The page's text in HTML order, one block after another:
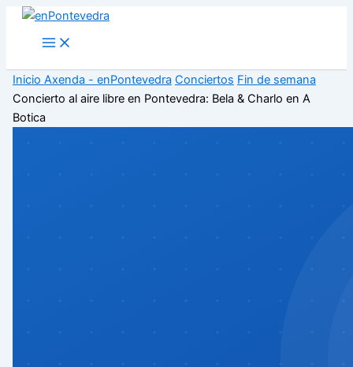
Main
Menu
Inicio Axenda - enPontevedra Conciertos Fin de semana
Concierto al aire libre en Pontevedra: Bela & Charlo en A
Botica